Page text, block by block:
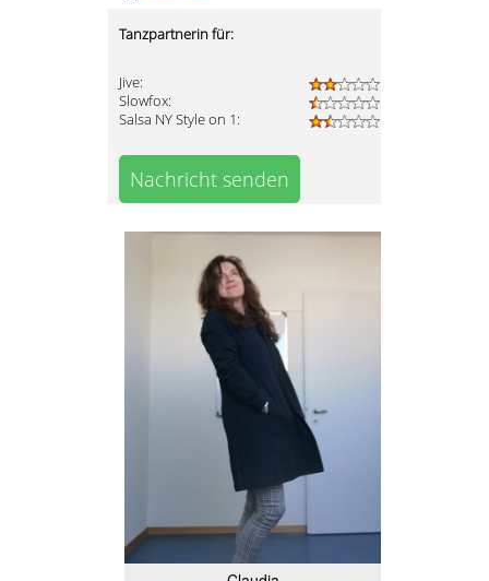
Tanzpartnerin für:
Jive:
Slowfox:
Salsa NY Style on 1:
Nachricht senden